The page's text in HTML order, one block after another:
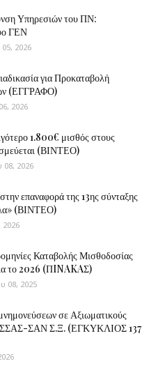
Υπηρεσιών του ΠΝ:
ΓΕΝ
2026
για Προκαταβολή
(ΕΓΓΡΑΦΟ)
2026
1.800€ μισθός στους
(ΒΙΝΤΕΟ)
2026
επαναφορά της 13ης σύνταξης
(ΒΙΝΤΕΟ)
2026
Καταβολής Μισθοδοσίας
το 2026 (ΠINAKAΣ)
08, 2025
σε Αξιωματικούς
ΣΣΑΣ-ΣΑΝ Σ.Ξ. (ΕΓΚΥΚΛΙΟΣ 137